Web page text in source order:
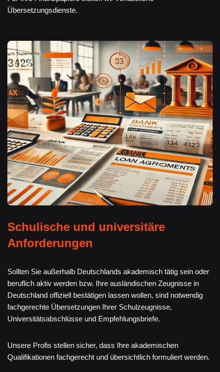
Übersetzungsdienste.
Schulische und universitäre
Anforderungen
Sollten Sie außerhalb Deutschlands akademisch tätig sein oder
beruflich aktiv werden bzw. Ihre ausländischen Zeugnisse in
Deutschland offiziell bestätigen lassen wollen, sind notwendig
fachgerechte Übersetzungen Ihrer Schulzeugnisse,
Universitätsabschlüsse und Empfehlungsbriefe.
Unsere Profis stellen sicher, dass Ihre akademischen
Qualifikationen fachgerecht und übersichtlich formuliert werden.